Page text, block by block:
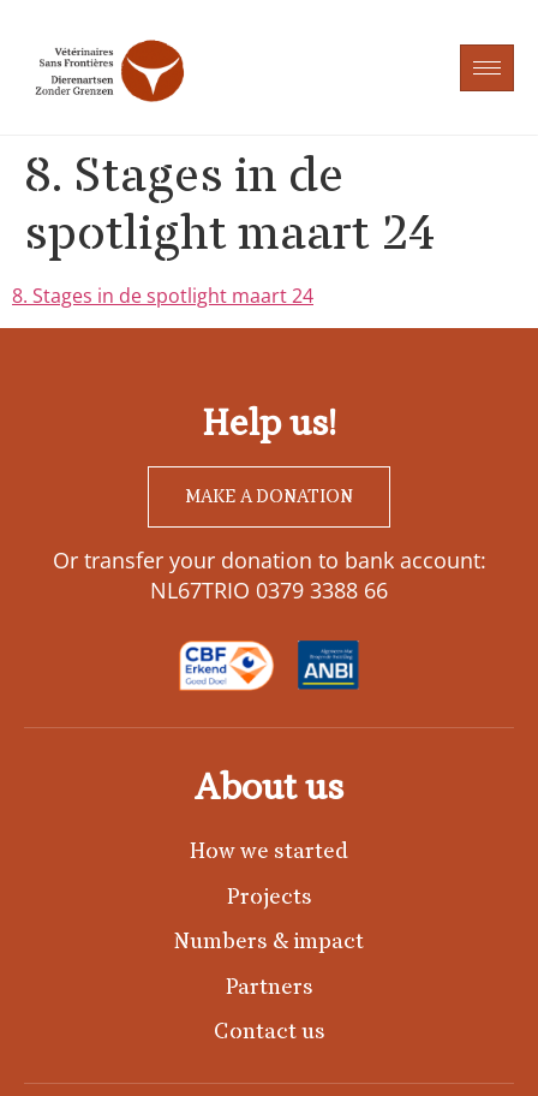
8. Stages in de
spotlight maart 24
8. Stages in de spotlight maart 24
Help us!
MAKE A DONATION
Or transfer your donation to bank account:
NL67TRIO 0379 3388 66
About us
How we started
Projects
Numbers & impact
Partners
Contact us